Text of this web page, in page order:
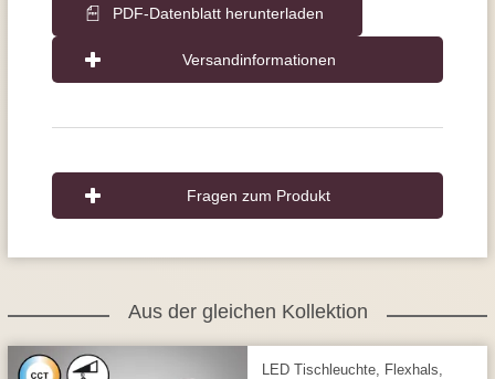
PDF-Datenblatt herunterladen
Versandinformationen
Fragen zum Produkt
Aus der gleichen Kollektion
LED Tischleuchte, Flexhals,